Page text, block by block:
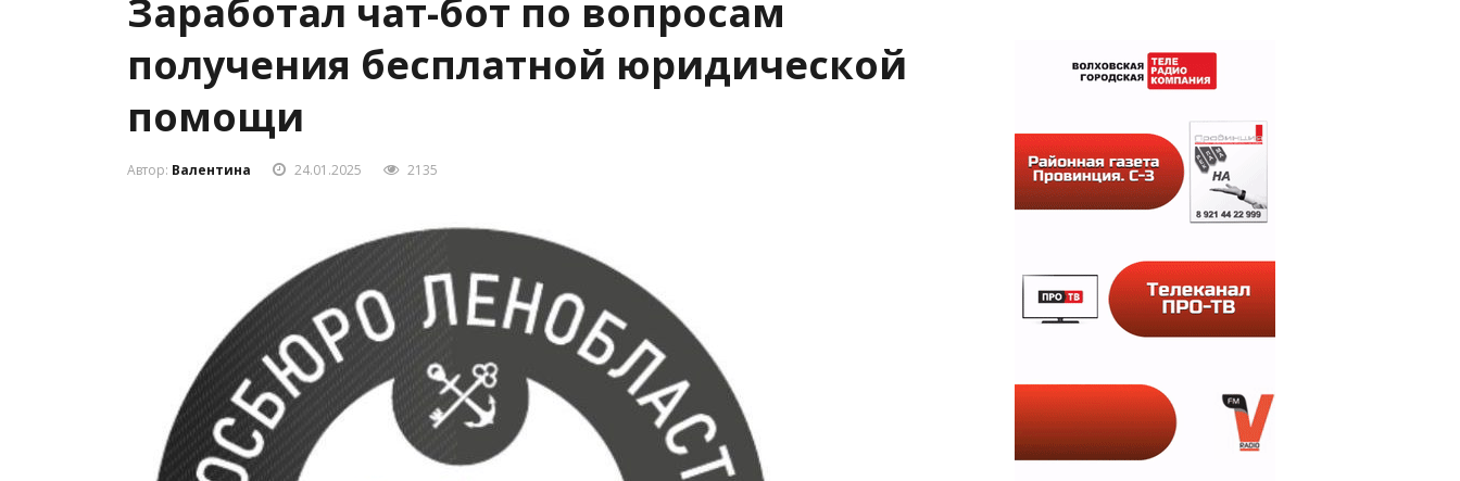
Заработал чат-бот по вопросам
получения бесплатной юридической
помощи
Автор: Валентина 24.01.2025 2135